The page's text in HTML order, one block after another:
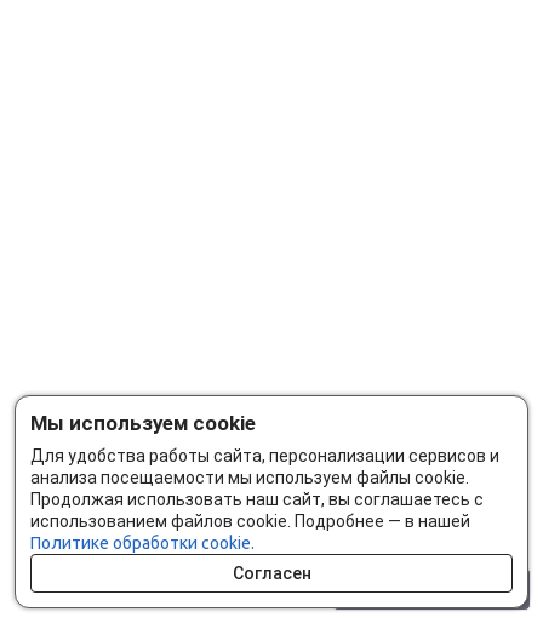
Мы используем cookie
Для удобства работы сайта, персонализации сервисов и
анализа посещаемости мы используем файлы cookie.
Продолжая использовать наш сайт, вы соглашаетесь с
использованием файлов cookie. Подробнее — в нашей
Политике обработки cookie.
Согласен